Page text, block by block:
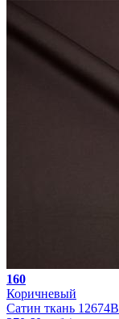
160
Коричневый
Сатин ткань